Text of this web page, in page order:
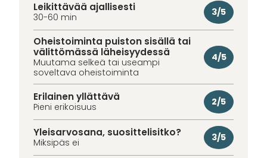
Leikittävää ajallisesti
30-60 min 3/5
Oheistoiminta puiston sisällä tai
välittömässä läheisyydessä
Muutama selkeä tai useampi
soveltava oheistoiminta
4/5
Erilainen yllättävä
Pieni erikoisuus 2/5
Yleisarvosana, suosittelisitko?
Miksipäs ei 3/5